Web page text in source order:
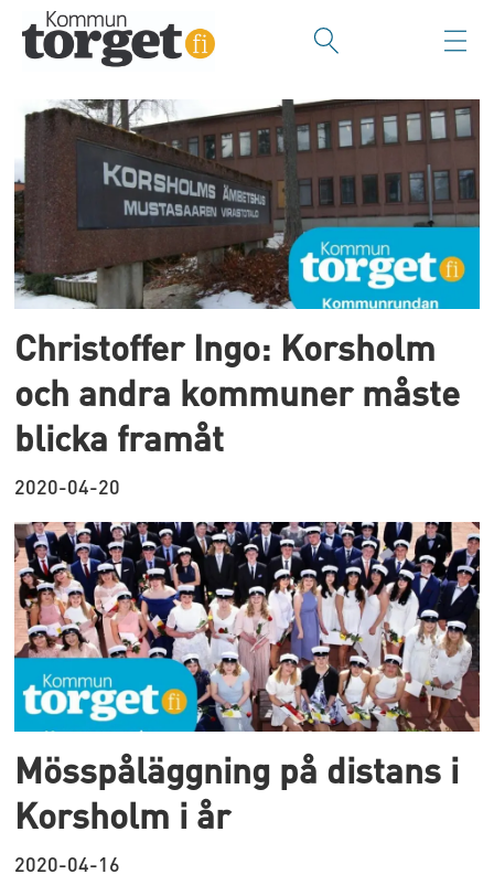
Tag:
kommunrundan
Christoffer Ingo: Korsholm
och andra kommuner måste
blicka framåt
2020-04-20
Mösspåläggning på distans i
Korsholm i år
2020-04-16